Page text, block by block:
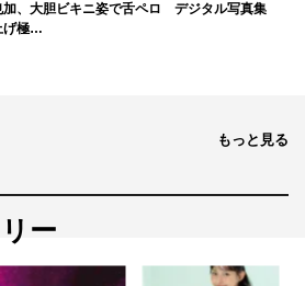
加、大胆ビキニ姿で舌ペロ デジタル写真集
げ極…
もっと見る
ー